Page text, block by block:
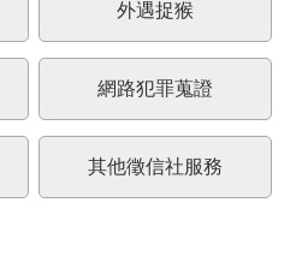
外遇捉猴
網路犯罪蒐證
其他徵信社服務